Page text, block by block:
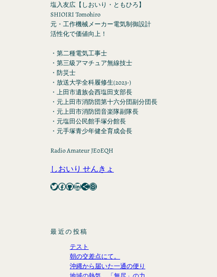
塩入友広【しおいり・ともひろ】
SHIOIRI Tomohiro
元・工作機械メーカー電気制御設計
活性化で価値向上！
・第二種電気工事士
・第三級アマチュア無線技士
・防災士
・放送大学全科履修生(2023-)
・上田市遺族会西塩田支部長
・元上田市消防団第十六分団副分団長
・元上田市消防団音楽隊副隊長
・元塩田公民館手塚分館長
・元手塚青少年健全育成会長
Radio Amateur JE0EQH
しおいり せんきょ
Twitter Facebook GitHub LinkedIn Share Icon Instagram
最近の投稿
テスト
朝の交差点にて。
沖縄から届いた一通の便り